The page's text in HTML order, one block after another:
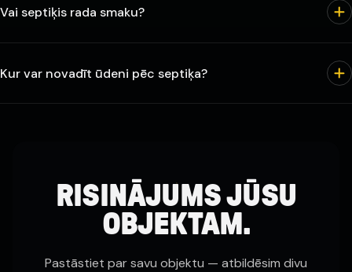
Vai septiķis rada smaku?
Kur var novadīt ūdeni pēc septiķa?
RISINĀJUMS JŪSU
OBJEKTAM.
Pastāstiet par savu objektu — atbildēsim divu